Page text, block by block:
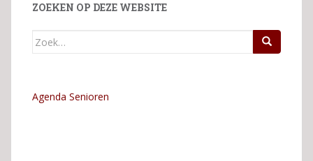
ZOEKEN OP DEZE WEBSITE
Zoek
Agenda Senioren